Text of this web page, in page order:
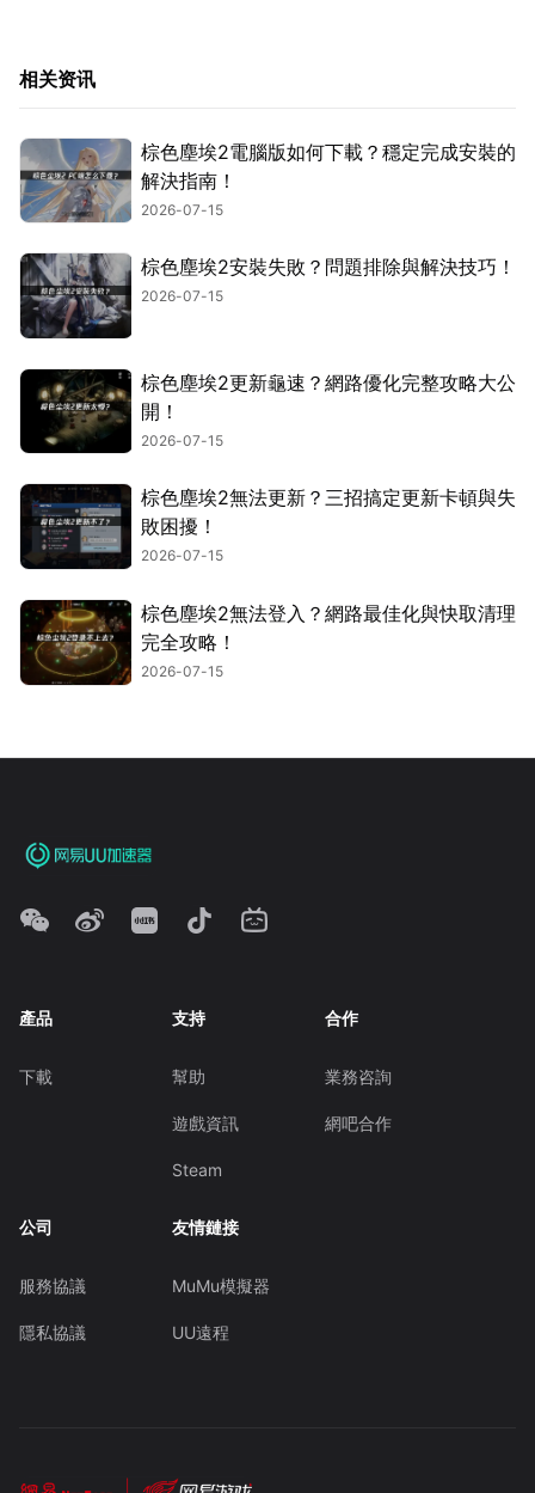
相关资讯
棕色塵埃2電腦版如何下載？穩定完成安裝的
解決指南！
2026-07-15
棕色塵埃2安裝失敗？問題排除與解決技巧！
2026-07-15
棕色塵埃2更新龜速？網路優化完整攻略大公
開！
2026-07-15
棕色塵埃2無法更新？三招搞定更新卡頓與失
敗困擾！
2026-07-15
棕色塵埃2無法登入？網路最佳化與快取清理
完全攻略！
2026-07-15
產品
下載
支持
幫助
遊戲資訊
Steam
合作
業務咨詢
網吧合作
公司
服務協議
隱私協議
友情鏈接
MuMu模擬器
UU遠程